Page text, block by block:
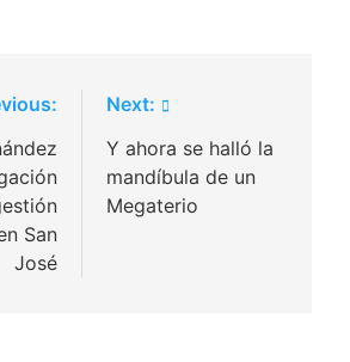
San
José
Next:
Y ahora se halló la
mandíbula de un
Megaterio